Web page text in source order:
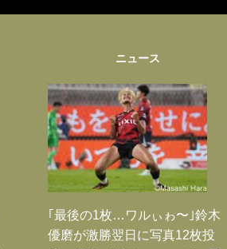
ニュース
｢最後の1枚…ワルぃゎ〜｣鈴木
優磨が激勝翌日に写真12枚投